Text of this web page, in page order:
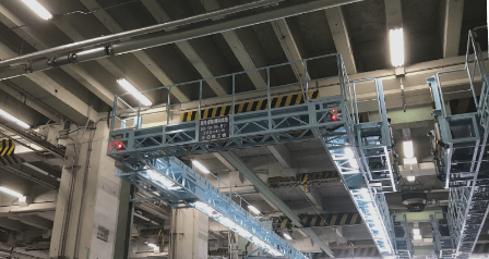
その他サービス
事例
よくあるご質問
採用情報
044-211-0331
平日9:00〜17:00